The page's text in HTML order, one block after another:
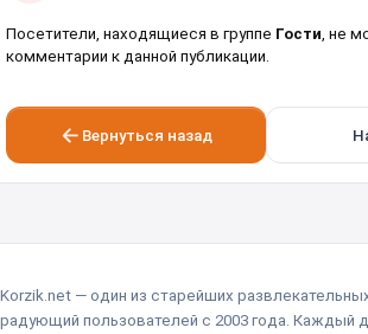
Посетители, находящиеся в группе Гости, не
комментарии к данной публикации.
Вернуться назад
Korzik.net — один из старейших
радующий пользователей с 2003 года. Каждый